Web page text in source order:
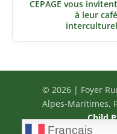
CEPAGE vous invitent
à leur café
interculturel
© 2026 | Foyer
Alpes-Maritimes,
Child
Français